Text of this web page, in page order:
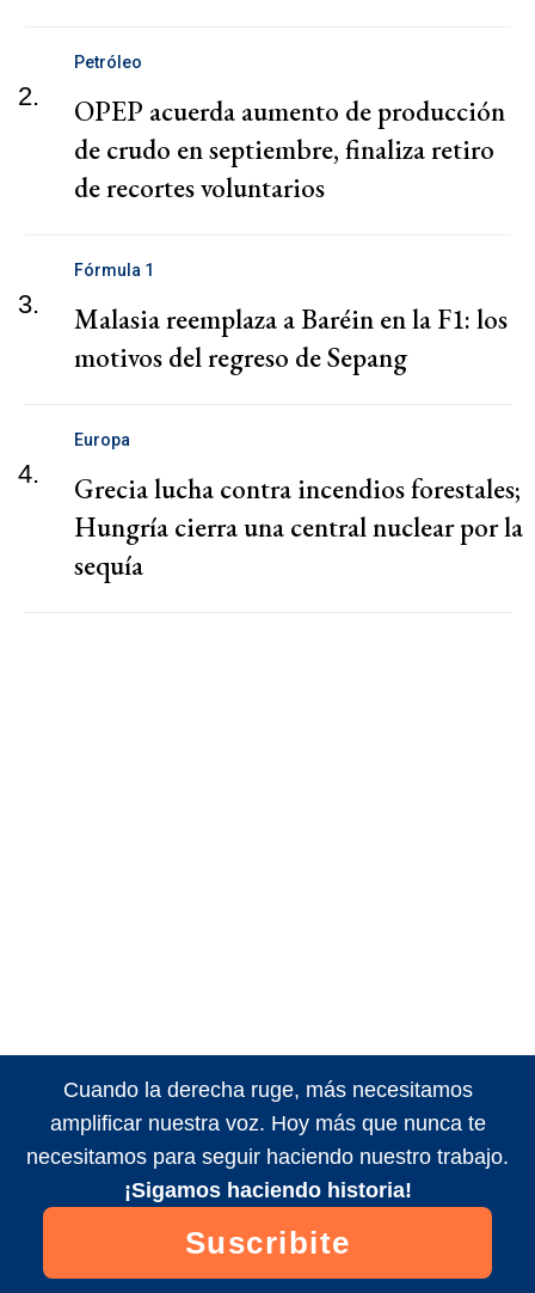
2.
Petróleo
OPEP acuerda aumento de producción
de crudo en septiembre, finaliza retiro
de recortes voluntarios
3.
Fórmula 1
Malasia reemplaza a Baréin en la F1: los
motivos del regreso de Sepang
4.
Europa
Grecia lucha contra incendios forestales;
Hungría cierra una central nuclear por la
sequía
Cuando la derecha ruge, más necesitamos
amplificar nuestra voz. Hoy más que nunca te
necesitamos para seguir haciendo nuestro trabajo.
¡Sigamos haciendo historia!
Suscribite